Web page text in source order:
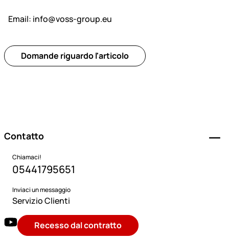
Email: info@voss-group.eu
Domande riguardo l'articolo
Contatto
Chiamaci!
05441795651
Inviaci un messaggio
Servizio Clienti
Recesso dal contratto